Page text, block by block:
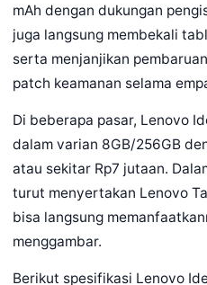
mAh dengan dukungan
juga langsung membekali
serta menjanjikan
patch keamanan selama
Di beberapa pasar, Lenovo
dalam varian 8GB/256GB
atau sekitar Rp7 jutaan.
turut menyertakan Lenovo
bisa langsung
menggambar.
Berikut spesifikasi Lenovo